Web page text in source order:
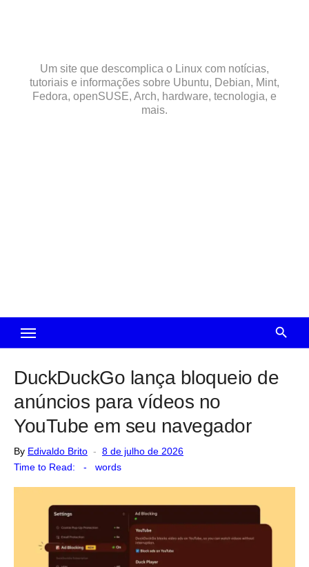
Um site que descomplica o Linux com notícias,
tutoriais e informações sobre Ubuntu, Debian, Mint,
Fedora, openSUSE, Arch, hardware, tecnologia, e
mais.
DuckDuckGo lança bloqueio de
anúncios para vídeos no
YouTube em seu navegador
By Edivaldo Brito
Posted
8 de julho de 2026
Time to Read:
- words